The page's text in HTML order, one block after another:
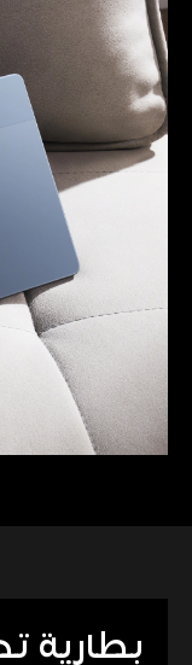
بطارية